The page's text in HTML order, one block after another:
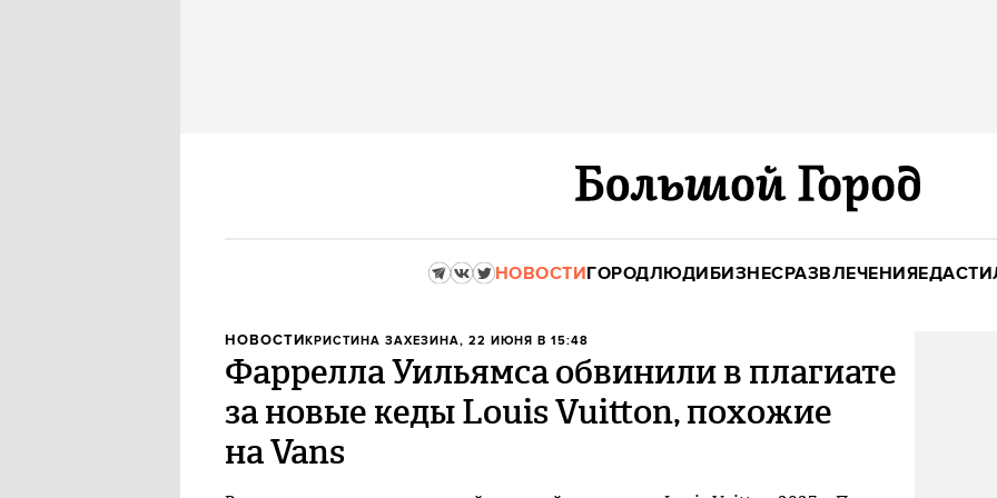
НОВОСТИГОРОДЛЮДИБИЗНЕСРАЗВЛЕЧЕНИЯЕДА
НОВОСТИКРИСТИНА ЗАХЕЗИНА, 22 ИЮНЯ В 15:48
Фаррелла Уильямса обвинили в плагиате
за новые кеды Louis Vuitton, похожие
на Vans